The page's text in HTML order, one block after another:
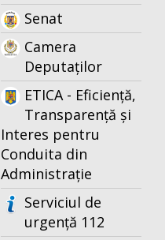
Senat
Camera
Deputaților
ETICA - Eficiență,
Transparență și
Interes pentru
Conduita din
Administrație
Serviciul de
urgență 112